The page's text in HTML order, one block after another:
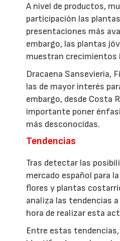
A nivel de productos,
participación las
presentaciones más
embargo, las plantas
muestran
Dracaena Sansevieria,
las de mayor interés
embargo, desde Costa
importante poner
más desconocidas.
Tendencias
Tras detectar las
mercado español para
flores y plantas
analiza las tendencias
hora de realizar esta
Entre estas tendencias,